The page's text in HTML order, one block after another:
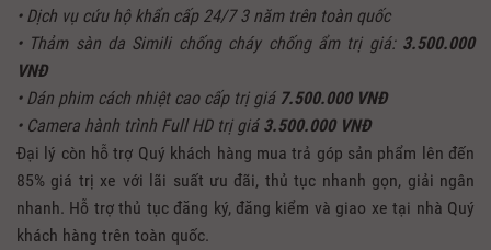
• Dịch vụ cứu hộ khẩn cấp 24/7 3 năm trên toàn quốc
• Thảm sàn da Simili chống cháy chống ẩm trị giá: 3.500.000
VNĐ
• Dán phim cách nhiệt cao cấp trị giá 7.500.000 VNĐ
• Camera hành trình Full HD trị giá 3.500.000 VNĐ
Đại lý còn hỗ trợ Quý khách hàng mua trả góp sản phẩm lên đến
85% giá trị xe với lãi suất ưu đãi, thủ tục nhanh gọn, giải ngân
nhanh. Hỗ trợ thủ tục đăng ký, đăng kiểm và giao xe tại nhà Quý
khách hàng trên toàn quốc.